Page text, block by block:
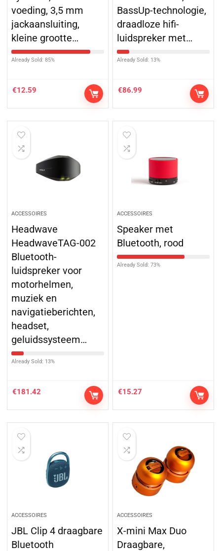
voeding, 3,5 mm
jackaansluiting,
kleine grootte…
Already Sold: 85%
€12.59
BassUp-technologie,
draadloze hifi-
luidspreker met…
Already Sold: 13%
€86.99
ACCESSOIRES
Headwave
HeadwaveTAG-002
Bluetooth-
luidspreker voor
motorhelmen,
muziek en
navigatieberichten,
headset,
geluidssysteem…
Already Sold: 13%
€181.42
ACCESSOIRES
Speaker met
Bluetooth, rood
Already Sold: 73%
€15.27
ACCESSOIRES
JBL Clip 4 draagbare
Bluetooth
ACCESSOIRES
X-mini Max Duo
Draagbare,